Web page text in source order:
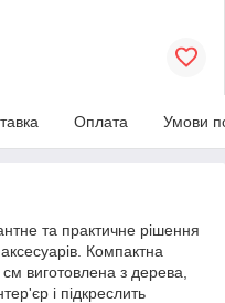
Оплата Умови
та практичне рішення
Компактна
виготовлена ​​з дерева,
і підкреслить